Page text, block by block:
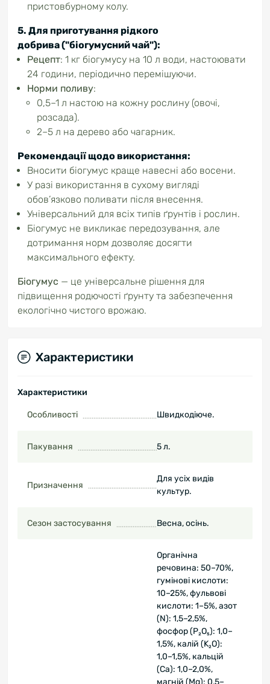
пристовбурному колу.
5. Для приготування рідкого
добрива("біогумусний чай"):
Рецепт: 1 кг біогумусу на 10 л води, настоювати
24 години, періодично перемішуючи.
Норми поливу:
0,5–1 л настою на кожну рослину (овочі,
розсада).
2–5 л на дерево або чагарник.
Рекомендації щодо використання:
Вносити біогумус краще навесні або восени.
У разі використання в сухому вигляді
обов’язково поливати після внесення.
Універсальний для всіх типів ґрунтів і рослин.
Біогумус не викликає передозування, але
дотримання норм дозволяє досягти
максимального ефекту.
Біогумус — це універсальне рішення для
підвищення родючості ґрунту та забезпечення
екологічно чистого врожаю.
Характеристики
Характеристики
Особливості Швидкодіюче.
Пакування 5 л.
Призначення
Для усіх видів
культур.
Сезон застосування Весна, осінь.
Органічна
речовина: 50–70%,
гумінові кислоти:
10–25%, фульвові
кислоти: 1–5%, азот
(N): 1,5–2,5%,
фосфор (P₂O₅): 1,0–
1,5%, калій (K₂O):
1,0–1,5%, кальцій
(Ca): 1,0–2,0%,
магній (Mg): 0,5–